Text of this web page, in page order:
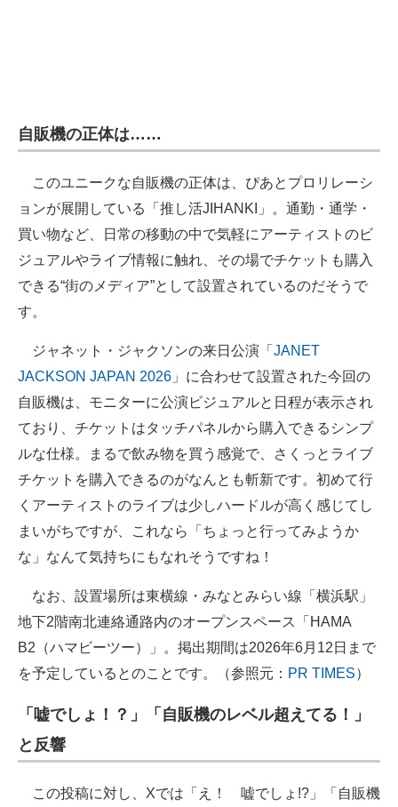
自販機の正体は……
このユニークな自販機の正体は、ぴあとプロリレーシ
ョンが展開している「推し活JIHANKI」。通勤・通学・
買い物など、日常の移動の中で気軽にアーティストのビ
ジュアルやライブ情報に触れ、その場でチケットも購入
できる“街のメディア”として設置されているのだそうで
す。
ジャネット・ジャクソンの来日公演「 JANET
JACKSON JAPAN 2026 」に合わせて設置された今回の
自販機は、モニターに公演ビジュアルと日程が表示され
ており、チケットはタッチパネルから購入できるシンプ
ルな仕様。まるで飲み物を買う感覚で、さくっとライブ
チケットを購入できるのがなんとも斬新です。初めて行
くアーティストのライブは少しハードルが高く感じてし
まいがちですが、これなら「ちょっと行ってみようか
な」なんて気持ちにもなれそうですね！
なお、設置場所は東横線・みなとみらい線「横浜駅」
地下2階南北連絡通路内のオープンスペース「HAMA
B2（ハマビーツー）」。掲出期間は2026年6月12日まで
を予定しているとのことです。（参照元： PR TIMES）
「嘘でしょ！？」「自販機のレベル超えてる！」
と反響
この投稿に対し、Xでは「え！ 嘘でしょ!?」「自販機